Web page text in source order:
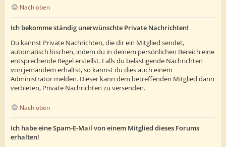
Nach oben
Ich bekomme ständig unerwünschte Private Nachrichten!
Du kannst Private Nachrichten, die dir ein Mitglied sendet,
automatisch löschen, indem du in deinem persönlichen Bereich eine
entsprechende Regel erstellst. Falls du belästigende Nachrichten
von jemandem erhältst, so kannst du dies auch einem
Administrator melden. Dieser kann dem betreffenden Mitglied dann
verbieten, Private Nachrichten zu versenden.
Nach oben
Ich habe eine Spam-E-Mail von einem Mitglied dieses Forums
erhalten!